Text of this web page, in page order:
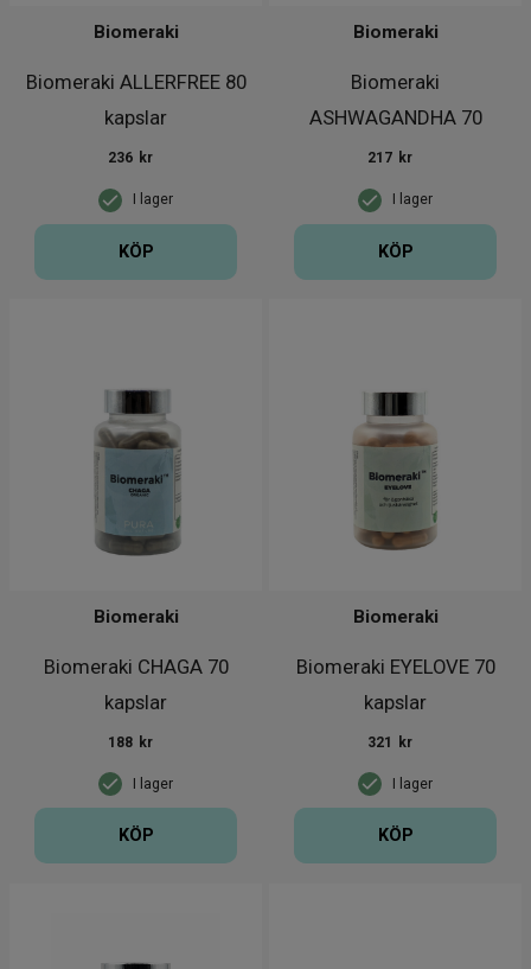
Biomeraki ALLERFREE 80
kapslar
Biomeraki
I lager
236 kr
KÖP
Biomeraki
ASHWAGANDHA 70
kapslar
Biomeraki
I lager
217 kr
KÖP
Biomeraki CHAGA 70
kapslar
Biomeraki
I lager
188 kr
KÖP
Biomeraki EYELOVE 70
kapslar
Biomeraki
I lager
321 kr
KÖP